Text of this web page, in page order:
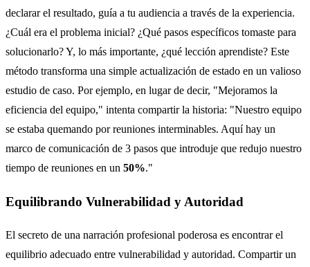
declarar el resultado, guía a tu audiencia a través de la experiencia.
¿Cuál era el problema inicial? ¿Qué pasos específicos tomaste para
solucionarlo? Y, lo más importante, ¿qué lección aprendiste? Este
método transforma una simple actualización de estado en un valioso
estudio de caso. Por ejemplo, en lugar de decir, "Mejoramos la
eficiencia del equipo," intenta compartir la historia: "Nuestro equipo
se estaba quemando por reuniones interminables. Aquí hay un
marco de comunicación de 3 pasos que introduje que redujo nuestro
tiempo de reuniones en un 50%."
Equilibrando Vulnerabilidad y Autoridad
El secreto de una narración profesional poderosa es encontrar el
equilibrio adecuado entre vulnerabilidad y autoridad. Compartir un